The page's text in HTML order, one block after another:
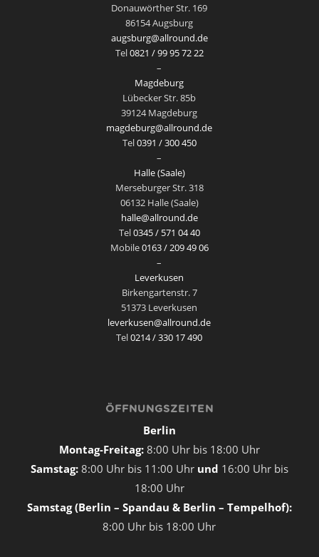
Donauwörther Str. 169
86154 Augsburg
augsburg@allround.de
Tel0821 / 99 95 72 22
–
Magdeburg
Lübecker Str. 85b
39124 Magdeburg
magdeburg@allround.de
Tel0391 / 300 450
–
Halle (Saale)
Merseburger Str. 318
06132 Halle (Saale)
halle@allround.de
Tel0345 / 571 04 40
Mobile0163 / 209 49 06
–
Leverkusen
Birkengartenstr. 7
51373 Leverkusen
leverkusen@allround.de
Tel0214 / 330 17 490
ÖFFNUNGSZEITEN
Berlin
Montag-Freitag: 8:00 Uhr bis 18:00 Uhr
Samstag: 8:00 Uhr bis 11:00 Uhr und 16:00 Uhr bis
18:00 Uhr
Samstag (Berlin – Spandau & Berlin – Tempelhof):
8:00 Uhr bis 18:00 Uhr